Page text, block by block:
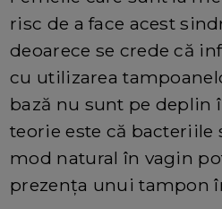
risc de a face acest
deoarece se crede că
cu utilizarea
bază nu sunt pe deplin
teorie este că bacteriile
mod natural în vagin
prezența unui tampon